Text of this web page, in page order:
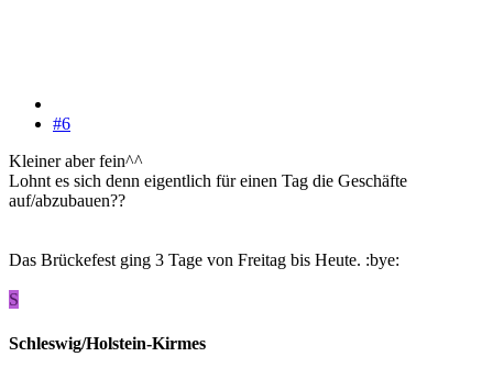
#6
Kleiner aber fein^^
Lohnt es sich denn eigentlich für einen Tag die Geschäfte
auf/abzubauen??
Das Brückefest ging 3 Tage von Freitag bis Heute. :bye:
S
Schleswig/Holstein-Kirmes